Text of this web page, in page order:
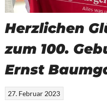
Herzlichen
zum 100.
Ernst
27. Februar 2023